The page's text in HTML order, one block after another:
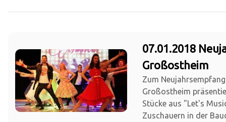
07.01.2018
Großostheim
Zum
Großostheim
Stücke aus "Let's
Zuschauern in der